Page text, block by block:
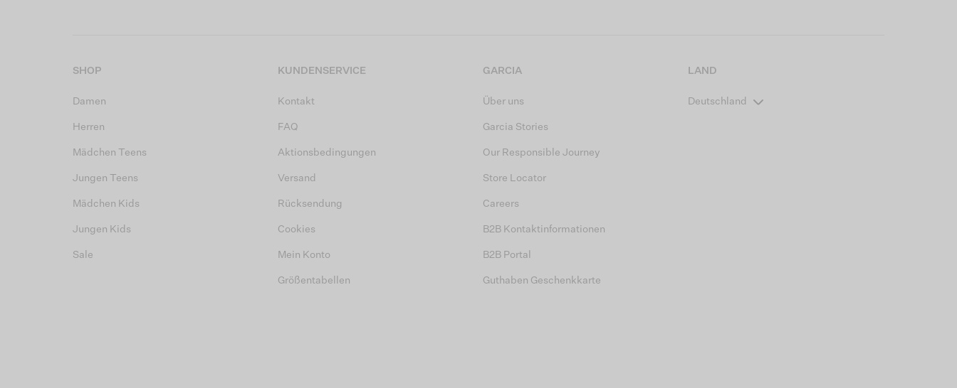
SHOP
Damen
Herren
Mädchen Teens
Jungen Teens
Mädchen Kids
Jungen Kids
Sale
KUNDENSERVICE
Kontakt
FAQ
Aktionsbedingungen
Versand
Rücksendung
Cookies
Mein Konto
Größentabellen
GARCIA
Über uns
Garcia Stories
Our Responsible Journey
Store Locator
Careers
B2B Kontaktinformationen
B2B Portal
Guthaben Geschenkkarte
LAND
Deutschland